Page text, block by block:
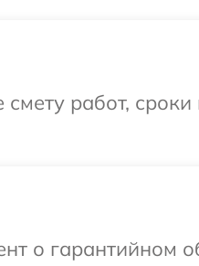
работ,
о гарантийном